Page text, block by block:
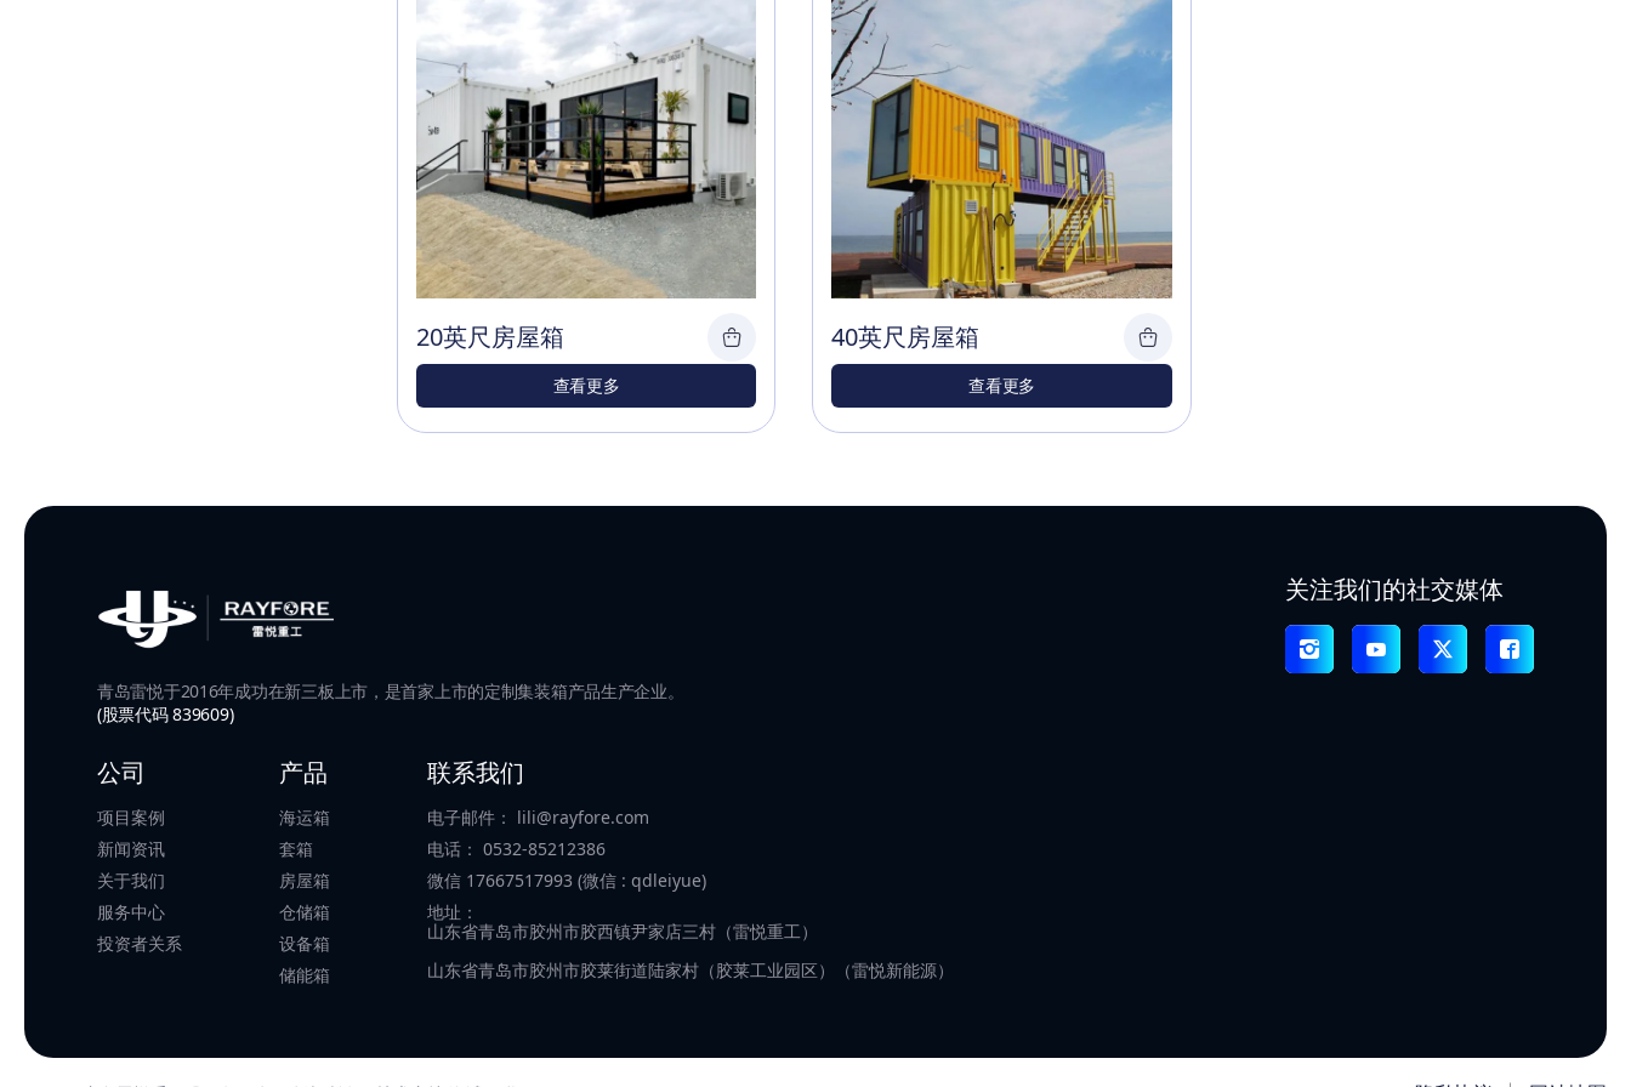
20英尺房屋箱
查看更多
40英尺房屋箱
查看更多
青岛雷悦于2016年成功在新三板上市，是首家上市的定制集装箱产品生产企业。
(股票代码 839609)
关注我们的社交媒体
公司
项目案例
新闻资讯
关于我们
服务中心
投资者关系
产品
海运箱
套箱
房屋箱
仓储箱
设备箱
储能箱
联系我们
电子邮件： lili@rayfore.com
电话： 0532-85212386
微信 17667517993 (微信 : qdleiyue)
地址：
山东省青岛市胶州市胶西镇尹家店三村（雷悦重工）
山东省青岛市胶州市胶莱街道陆家村（胶莱工业园区）（雷悦新能源）